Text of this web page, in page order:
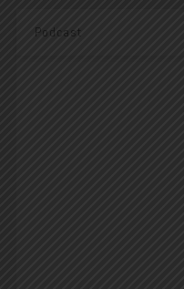
Podcast